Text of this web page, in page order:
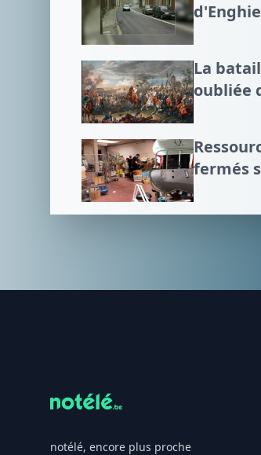
La
oubliée
fermés
notélé, encore plus proche